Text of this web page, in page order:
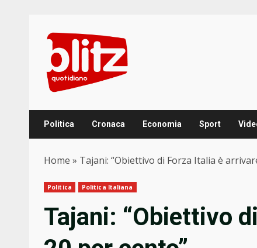
content
Politica Cronaca Economia Sport
Home » Tajani: “Obiettivo di Forza Italia è
Politica Politica Italiana
Tajani: “Obiettivo